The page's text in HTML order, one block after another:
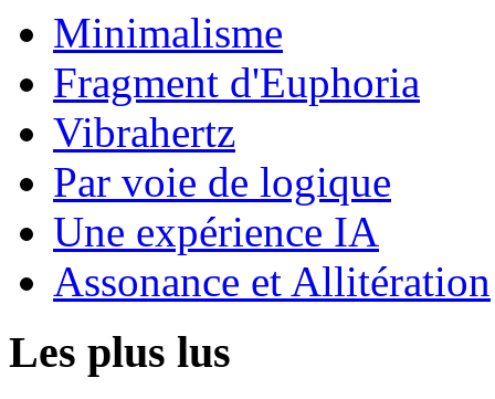
Minimalisme
Fragment d'Euphoria
Vibrahertz
Par voie de logique
Une expérience IA
Assonance et Allitération
Les plus lus